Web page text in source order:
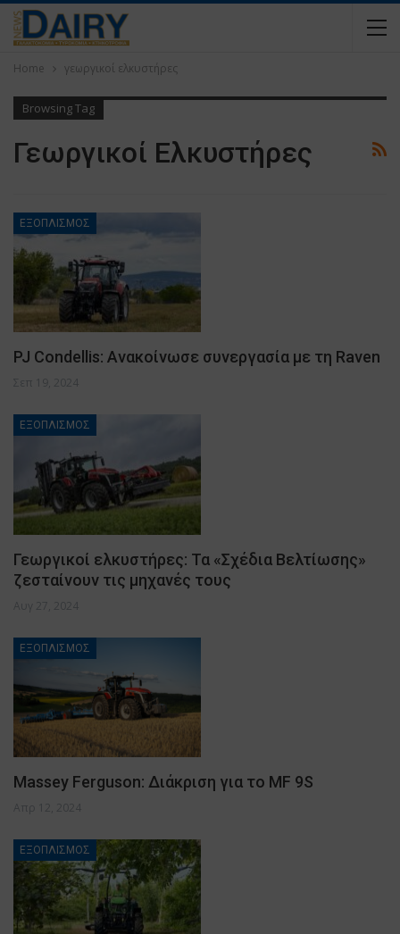
Home γεωργικοί ελκυστήρες
Browsing Tag
Γεωργικοί Ελκυστήρες
ΕΞΟΠΛΙΣΜΟΣ
PJ Condellis: Ανακοίνωσε συνεργασία με τη Raven
Σεπ 19, 2024
ΕΞΟΠΛΙΣΜΟΣ
Γεωργικοί ελκυστήρες: Τα «Σχέδια Βελτίωσης»
ζεσταίνουν τις μηχανές τους
Αυγ 27, 2024
ΕΞΟΠΛΙΣΜΟΣ
Massey Ferguson: Διάκριση για το MF 9S
Απρ 12, 2024
ΕΞΟΠΛΙΣΜΟΣ